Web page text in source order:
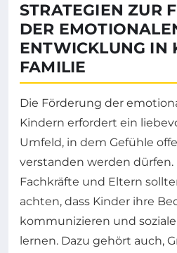
STRATEGIEN ZUR
DER
ENTWICKLUNG IN
FAMILIE
Die Förderung der
Kindern erfordert ein
Umfeld, in dem Gefühle
verstanden werden dürfen.
Fachkräfte und Eltern
achten, dass Kinder ihre
kommunizieren und
lernen. Dazu gehört auch,